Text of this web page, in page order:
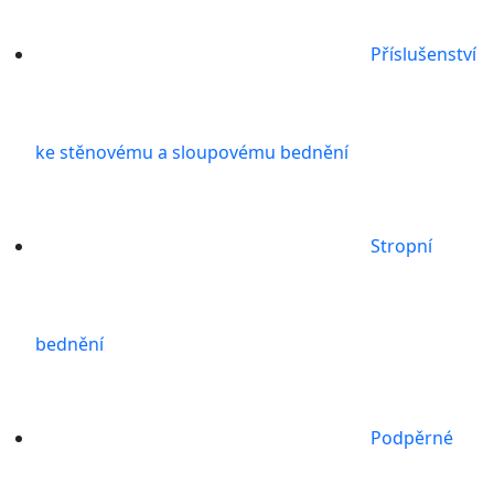
Příslušenství
ke stěnovému a sloupovému bednění
Stropní
bednění
Podpěrné